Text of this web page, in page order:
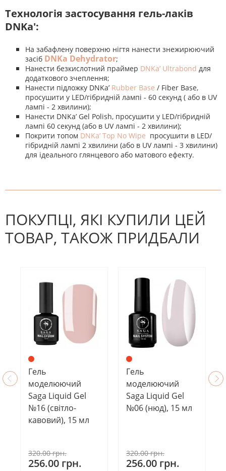
Технологія застосування гель-лаків
DNKa':
На забафлену поверхню нігтя нанести знежирюючий
засіб DNKa Dehydrator;
Нанести безкислотний праймер DNKa’ Ultrabond для
додаткового зчеплення;
Нанести підложку DNKa’ Rubber Base / Fiber Base,
просушити у LED/гібридній лампі - 60 секунд ( або в UV
лампі - 2 хвилини);
Нанести DNKa’ Gel Polish, просушити у LED/гібридній
лампі 60 секунд (або в UV лампі - 2 хвилини);
Покрити топом DNKa’ Top No Wipe просушити в LED/
гібридній лампі 2 хвилини (або в UV лампі - 3 хвилини)
для ідеального глянцевого або матового ефекту.
На даний час немає відгуків. Ви
ПОКУПЦІ, ЯКІ КУПИЛИ ЦЕЙ
ТОВАР, ТАКОЖ ПРИДБАЛИ
Гель
моделюючий
Saga Liquid Gel
№16 (світло-
кавовий), 15 мл
320.00 грн.
256.00 грн.
Гель
моделюючий
Saga Liquid Gel
№06 (нюд), 15 мл
320.00 грн.
256.00 грн.